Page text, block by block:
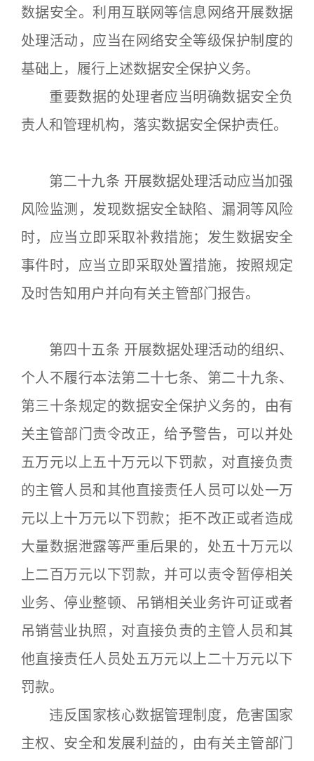
数据安全。利用互联网等信息网络开展数据
处理活动，应当在网络安全等级保护制度的
基础上，履行上述数据安全保护义务。
重要数据的处理者应当明确数据安全负
责人和管理机构，落实数据安全保护责任。
第二十九条 开展数据处理活动应当加强
风险监测，发现数据安全缺陷、漏洞等风险
时，应当立即采取补救措施；发生数据安全
事件时，应当立即采取处置措施，按照规定
及时告知用户并向有关主管部门报告。
第四十五条 开展数据处理活动的组织、
个人不履行本法第二十七条、第二十九条、
第三十条规定的数据安全保护义务的，由有
关主管部门责令改正，给予警告，可以并处
五万元以上五十万元以下罚款，对直接负责
的主管人员和其他直接责任人员可以处一万
元以上十万元以下罚款；拒不改正或者造成
大量数据泄露等严重后果的，处五十万元以
上二百万元以下罚款，并可以责令暂停相关
业务、停业整顿、吊销相关业务许可证或者
吊销营业执照，对直接负责的主管人员和其
他直接责任人员处五万元以上二十万元以下
罚款。
违反国家核心数据管理制度，危害国家
主权、安全和发展利益的，由有关主管部门